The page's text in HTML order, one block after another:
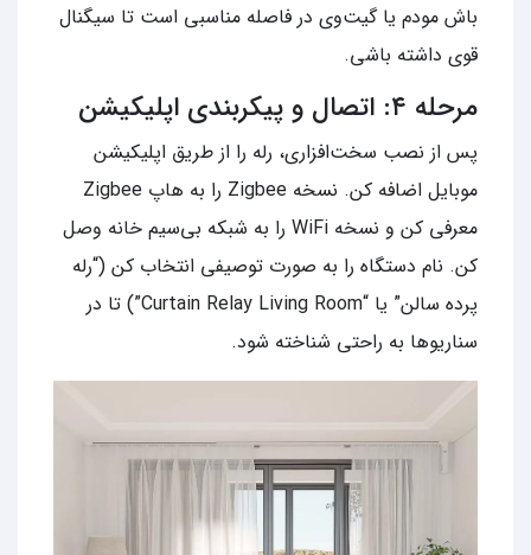
باش مودم یا گیت‌وی در فاصله مناسبی است تا سیگنال
قوی داشته باشی.
مرحله ۴: اتصال و پیکربندی اپلیکیشن
پس از نصب سخت‌افزاری، رله را از طریق اپلیکیشن
موبایل اضافه کن. نسخه Zigbee را به هاپ Zigbee
معرفی کن و نسخه WiFi را به شبکه بی‌سیم خانه وصل
کن. نام دستگاه را به صورت توصیفی انتخاب کن (“رله
پرده سالن” یا “Curtain Relay Living Room”) تا در
سناریوها به راحتی شناخته شود.